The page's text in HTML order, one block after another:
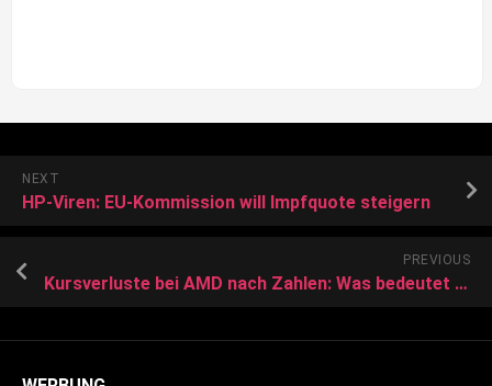
NEXT
HP-Viren: EU-Kommission will Impfquote steigern
PREVIOUS
Kursverluste bei AMD nach Zahlen: Was bedeutet das für Infineon?